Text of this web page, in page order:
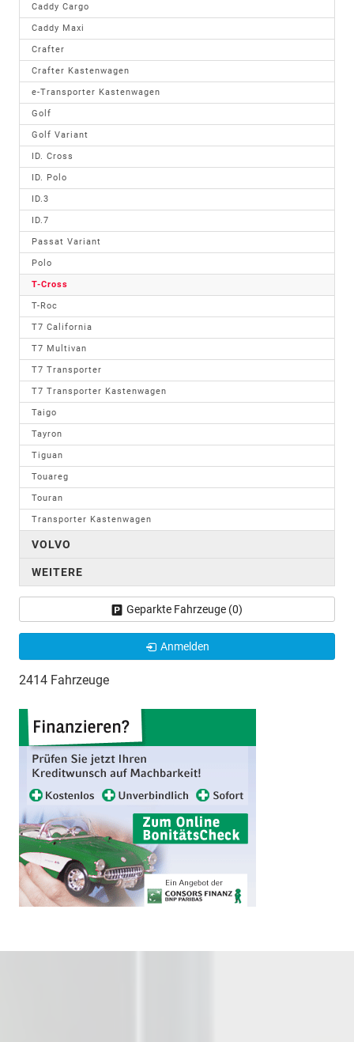
Caddy Cargo
Caddy Maxi
Crafter
Crafter Kastenwagen
e-Transporter Kastenwagen
Golf
Golf Variant
ID. Cross
ID. Polo
ID.3
ID.7
Passat Variant
Polo
T-Cross
T-Roc
T7 California
T7 Multivan
T7 Transporter
T7 Transporter Kastenwagen
Taigo
Tayron
Tiguan
Touareg
Touran
Transporter Kastenwagen
VOLVO
WEITERE
Geparkte Fahrzeuge (0)
Anmelden
2414 Fahrzeuge